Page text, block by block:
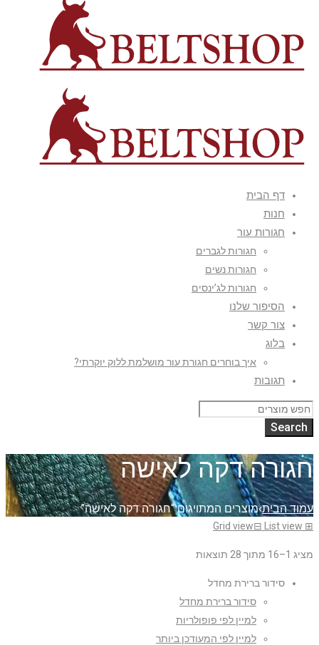
דף הבית
חנות
חגורות עור
חגורות לגברים
חגורות נשים
חגורות לג’ינסים
הסיפור שלנו
צור קשר
בלוג
איך בוחרים חגורת עור מושלמת ללוק יוקרתי?
תגובות
חגורה דקה לאישה
עמוד הבית›מוצרים המתויגים “חגורה דקה לאישה”
⊞
Grid view⊟ List view
מציג 1–16 מתוך 28 תוצאות
סידור ברירת מחדל
סידור ברירת מחדל
למיין לפי פופולריות
למיין לפי המעודכן ביותר